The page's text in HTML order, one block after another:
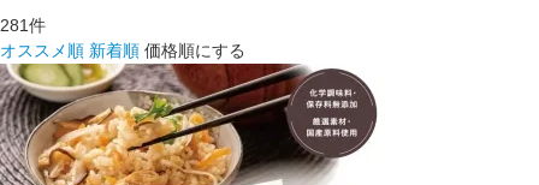
281件
オススメ順 新着順 価格順にする